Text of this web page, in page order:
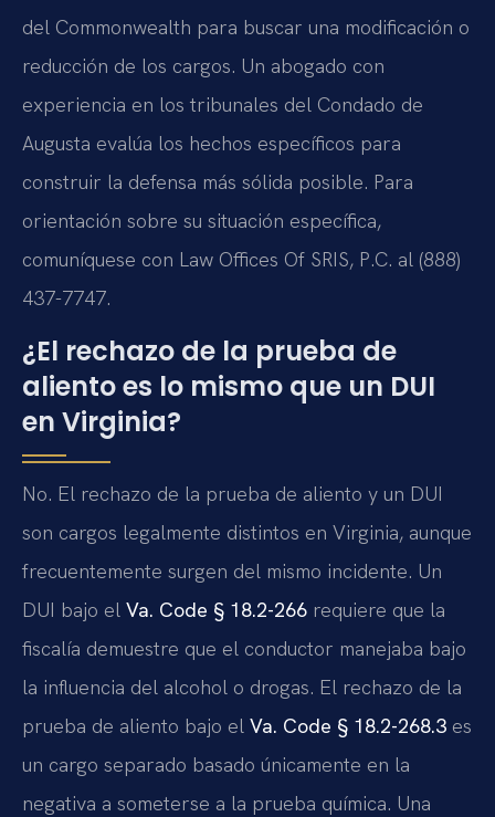
del Commonwealth para buscar una modificación o
reducción de los cargos. Un abogado con
experiencia en los tribunales del Condado de
Augusta evalúa los hechos específicos para
construir la defensa más sólida posible. Para
orientación sobre su situación específica,
comuníquese con Law Offices Of SRIS, P.C. al (888)
437-7747.
¿El rechazo de la prueba de
aliento es lo mismo que un DUI
en Virginia?
No. El rechazo de la prueba de aliento y un DUI
son cargos legalmente distintos en Virginia, aunque
frecuentemente surgen del mismo incidente. Un
DUI bajo el Va. Code § 18.2-266 requiere que la
fiscalía demuestre que el conductor manejaba bajo
la influencia del alcohol o drogas. El rechazo de la
prueba de aliento bajo el Va. Code § 18.2-268.3 es
un cargo separado basado únicamente en la
negativa a someterse a la prueba química. Una